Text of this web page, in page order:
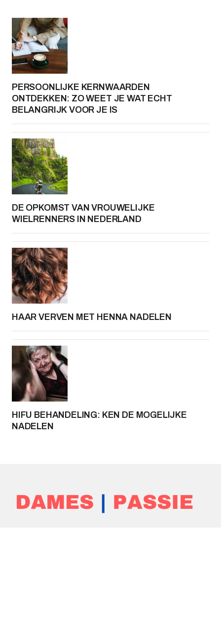
PERSOONLIJKE KERNWAARDEN
ONTDEKKEN: ZO WEET JE WAT ECHT
BELANGRIJK VOOR JE IS
DE OPKOMST VAN VROUWELIJKE
WIELRENNERS IN NEDERLAND
HAAR VERVEN MET HENNA NADELEN
HIFU BEHANDELING: KEN DE MOGELIJKE
NADELEN